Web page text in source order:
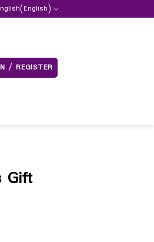
(English)
/ REGISTER
Gift